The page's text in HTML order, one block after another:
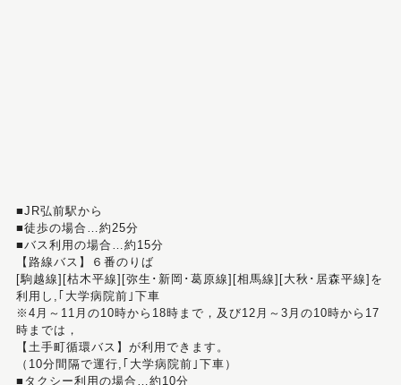
■JR弘前駅から
■徒歩の場合…約25分
■バス利用の場合…約15分
【路線バス】６番のりば
[駒越線][枯木平線][弥生･新岡･葛原線][相馬線][大秋･居森平線]を
利用し,｢大学病院前｣下車
※4月～11月の10時から18時まで，及び12月～3月の10時から17
時までは，
【土手町循環バス】が利用できます。
（10分間隔で運行,｢大学病院前｣下車）
■タクシー利用の場合…約10分